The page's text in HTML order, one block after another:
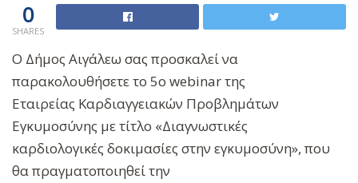
0
SHARES
Ο Δήμος Αιγάλεω σας προσκαλεί να
παρακολουθήσετε το 5ο webinar της
Εταιρείας Καρδιαγγειακών Προβλημάτων
Εγκυμοσύνης με τίτλο «Διαγνωστικές
καρδιολογικές δοκιμασίες στην εγκυμοσύνη», που
θα πραγματοποιηθεί την